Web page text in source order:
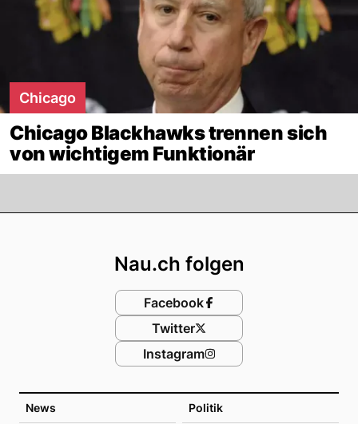
Chicago
Chicago Blackhawks trennen sich
von wichtigem Funktionär
News Politik
Nau.ch folgen
Facebook
Twitter
Instagram